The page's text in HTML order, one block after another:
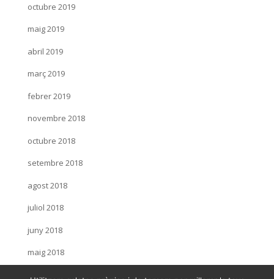
octubre 2019
maig 2019
abril 2019
març 2019
febrer 2019
novembre 2018
octubre 2018
setembre 2018
agost 2018
juliol 2018
juny 2018
maig 2018
març 2018